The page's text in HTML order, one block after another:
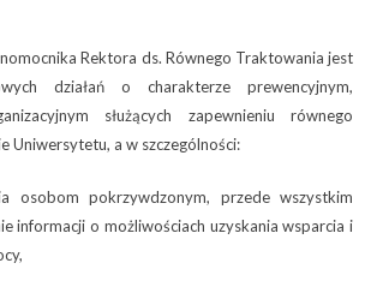
Rektora ds. Równego Traktowania jest
działań o charakterze prewencyjnym,
służących zapewnieniu równego
Uniwersytetu, a w szczególności:
osobom pokrzywdzonym, przede wszystkim
informacji o możliwościach uzyskania wsparcia i